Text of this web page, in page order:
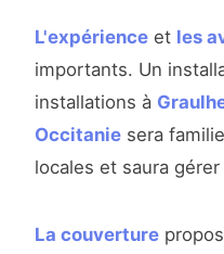
L'expérience et les
importants. Un
installations à
Occitanie sera
locales et saura
La couverture